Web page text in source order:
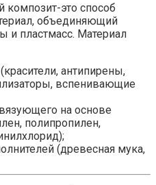
это способ
объединяющий
и пластмасс. Материал
антипирены,
вспенивающие
на основе
полипропилен,
(древесная мука,